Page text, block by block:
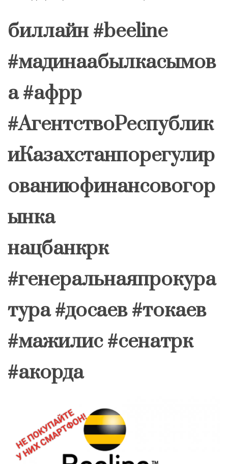
биллайн #beeline
#мадинаабылкасымов
а #афрр
#АгентствоРеспублик
иКазахстанпорегулир
ованиюфинансовогор
ынка
нацбанкрк
#генеральнаяпрокура
тура #досаев #токаев
#мажилис #сенатрк
#акорда